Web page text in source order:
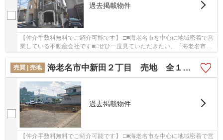
過去掲載物件
【仲介手数料無料でご紹介可能です】 □■海老名市を中心に地域密着で営
業している不動産会社です■□ぜひ一度見ていただきたい、「海老名市上
売買 | 売地
海老名市中新田２丁目 売地 全１区画【仲介手数料無料】
過去掲載物件
【仲介手数料無料でご紹介可能です】 □■海老名市を中心に地域密着で営